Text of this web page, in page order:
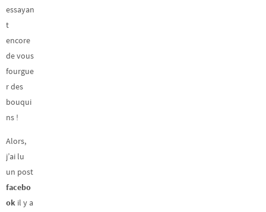
essayan
t
encore
de vous
fourgue
r des
bouqui
ns !
Alors,
j’ai lu
un post
facebo
ok il y a